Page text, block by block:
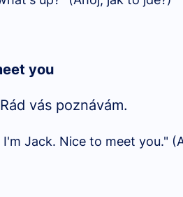
you
vás poznávám.
I'm Jack. Nice to meet you."